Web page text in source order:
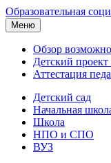
Образовательная
Меню
Обзор
Детский
Аттестация
Детский сад
Начальная
Школа
НПО и СПО
ВУЗ